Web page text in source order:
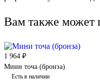
Вам также может
1 964 ₽
Мини точа (бронза)
Есть в наличии